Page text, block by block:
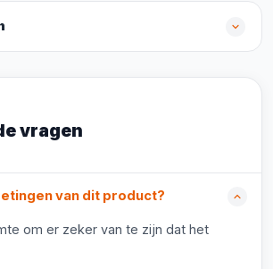
vragen
van dit product?
om er zeker van te zijn dat het